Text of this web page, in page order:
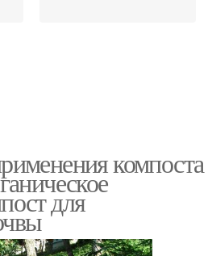
компоста
для